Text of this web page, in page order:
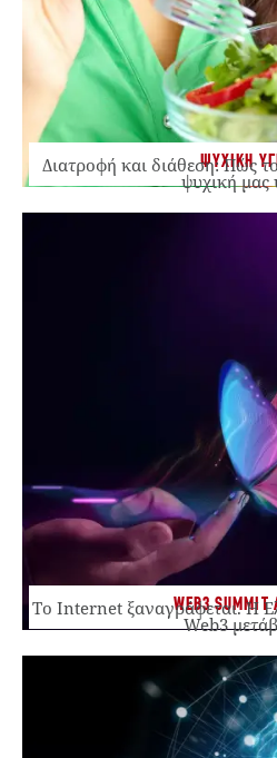
ΨΥΧΙΚΗ
Διατροφή και διάθεση: Πώς
ψυχική μας
WEB3 SUMMIT
Το Internet ξαναγράφεται. Η
Web3